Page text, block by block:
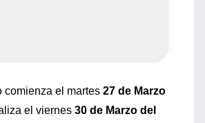
comienza el martes 27 de Marzo
el viernes 30 de Marzo del